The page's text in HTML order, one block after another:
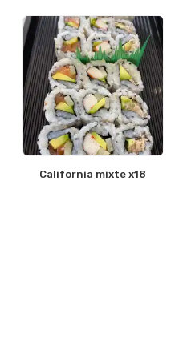
California mixte x18